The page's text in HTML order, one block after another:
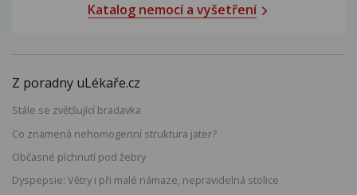
Katalog nemocí a vyšetření
Z poradny uLékaře.cz
Stále se zvětšující bradavka
Co znamená nehomogenní struktura jater?
Občasné píchnutí pod žebry
Dyspepsie: Větry i při malé námaze, nepravidelná stolice